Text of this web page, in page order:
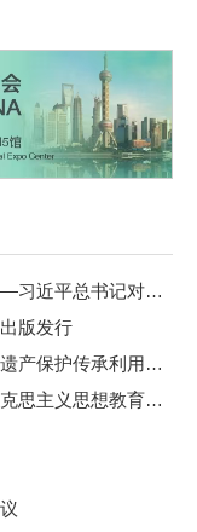
让中朝传统友谊之树更加根深叶茂——习近平总书记对朝鲜进行国事访问纪实
版发行
在习近平文化思想引领下文化和自然遗产保护传承利用工作开创新局面
伟大征程丨延安整风：一次深刻的马克思主义思想教育运动